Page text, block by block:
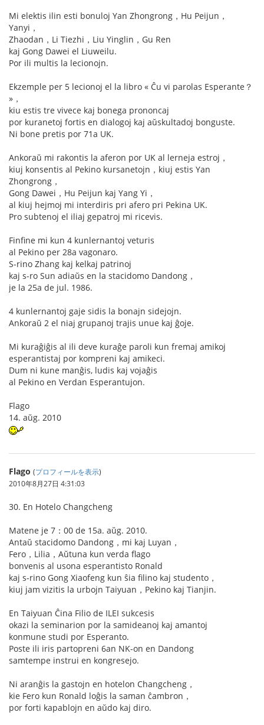
Mi elektis ilin esti bonuloj Yan Zhongrong，Hu Peijun，
Yanyi，
Zhaodan，Li Tiezhi，Liu Yinglin，Gu Ren
kaj Gong Dawei el Liuweilu.
Por ili multis la lecionojn.
Ekzemple per 5 lecionoj el la libro « Ĉu vi parolas Esperante？
»，
kiu estis tre vivece kaj bonega prononcaj
por kuranetoj fortis en dialogoj kaj aŭskultadoj bonguste.
Ni bone pretis por 71a UK.
Ankoraŭ mi rakontis la aferon por UK al lerneja estroj，
kiuj konsentis al Pekino kursanetojn，kiuj estis Yan
Zhongrong，
Gong Dawei，Hu Peijun kaj Yang Yi，
al kiuj hejmoj mi interdiris pri afero pri Pekina UK.
Pro subtenoj el iliaj gepatroj mi ricevis.
Finfine mi kun 4 kunlernantoj veturis
al Pekino per 28a vagonaro.
S-rino Zhang kaj kelkaj patrinoj
kaj s-ro Sun adiaŭs en la stacidomo Dandong，
je la 25a de jul. 1986.
4 kunlernantoj gaje sidis la bonajn sidejojn.
Ankoraŭ 2 el niaj grupanoj trajis unue kaj ĝoje.
Mi kuraĝiĝis al ili deve kuraĝe paroli kun fremaj amikoj
esperantistaj por kompreni kaj amikeci.
Dum ni kune manĝis, ludis kaj vojaĝis
al Pekino en Verdan Esperantujon.
Flago
14. aŭg. 2010
Flago (プロフィールを表示)
2010年8月27日 4:31:03
30. En Hotelo Changcheng
Matene je 7：00 de 15a. aŭg. 2010.
Antaŭ stacidomo Dandong，mi kaj Luyan，
Fero，Lilia，Aŭtuna kun verda flago
bonvenis al usona esperantisto Ronald
kaj s-rino Gong Xiaofeng kun ŝia filino kaj studento，
kiuj jam vizitis la urbojn Taiyuan，Pekino kaj Tianjin.
En Taiyuan Ĉina Filio de ILEI sukcesis
okazi la seminarion por la samideanoj kaj amantoj
konmune studi por Esperanto.
Poste ili iris partopreni 6an NK-on en Dandong
samtempe instrui en kongresejo.
Ni aranĝis la gastojn en hotelon Changcheng，
kie Fero kun Ronald loĝis la saman ĉambron，
por forti kapablojn en aŭdo kaj diro.